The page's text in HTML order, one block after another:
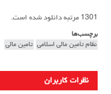
1301 مرتبه دانلود شده است.
برچسب‌ها
نظام تأمین مالی اسلامی تامین مالی
نظرات کاربران